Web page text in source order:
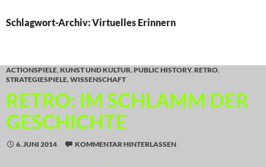
Schlagwort-Archiv: Virtuelles Erinnern
ACTIONSPIELE,KUNST UND KULTUR,PUBLIC HISTORY,RETRO,
STRATEGIESPIELE,WISSENSCHAFT
RETRO: IM SCHLAMM DER
GESCHICHTE
6. JUNI 2014 KOMMENTAR HINTERLASSEN